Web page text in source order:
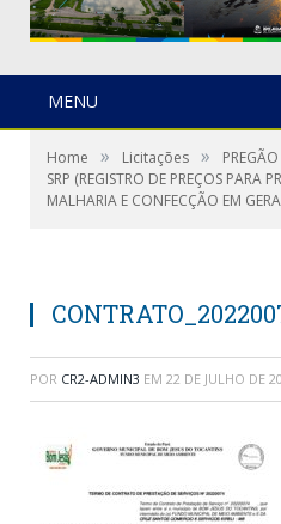
MENU
Home » Licitações »
SRP (REGISTRO DE PREÇOS PARA
MALHARIA E CONFECÇÃO EM
POR CR2-ADMIN3 EM 22 DE JULHO DE